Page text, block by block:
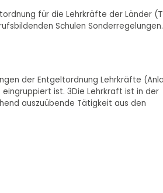
für die Lehrkräfte der Länder
Schulen
der Entgeltordnung Lehrkräfte
ist. 3Die Lehrkraft ist in der
auszuübende Tätigkeit aus den